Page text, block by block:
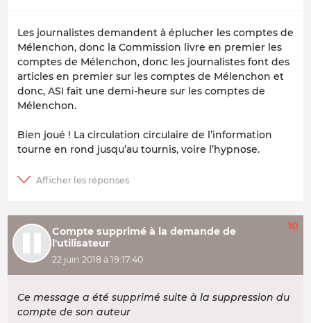
Les journalistes demandent à éplucher les comptes de
Mélenchon, donc la Commission livre en premier les
comptes de Mélenchon, donc les journalistes font des
articles en premier sur les comptes de Mélenchon et
donc, ASI fait une demi-heure sur les comptes de
Mélenchon.
Bien joué ! La circulation circulaire de l’information
tourne en rond jusqu’au tournis, voire l’hypnose.
Compte supprimé à la demande de
l'utilisateur
22 juin 2018 à 19:17:40
10
Ce message a été supprimé suite à la suppression du
compte de son auteur